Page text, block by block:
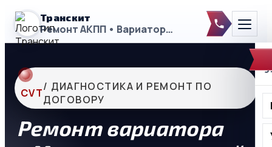
Транскит
Ремонт АКПП • Вариаторы • DSG
CVT/ ДИАГНОСТИКА И РЕМОНТ ПО
ДОГОВОРУ
Ремонт вариатора